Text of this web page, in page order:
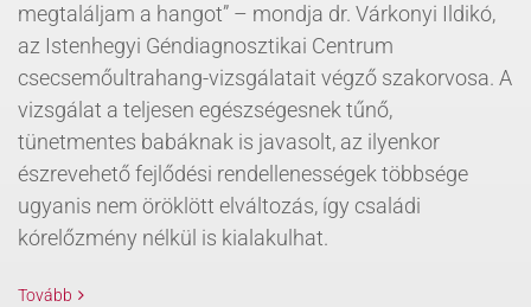
megtaláljam a hangot” – mondja dr. Várkonyi Ildikó,
az Istenhegyi Géndiagnosztikai Centrum
csecsemőultrahang-vizsgálatait végző szakorvosa. A
vizsgálat a teljesen egészségesnek tűnő,
tünetmentes babáknak is javasolt, az ilyenkor
észrevehető fejlődési rendellenességek többsége
ugyanis nem öröklött elváltozás, így családi
kórelőzmény nélkül is kialakulhat.
Tovább